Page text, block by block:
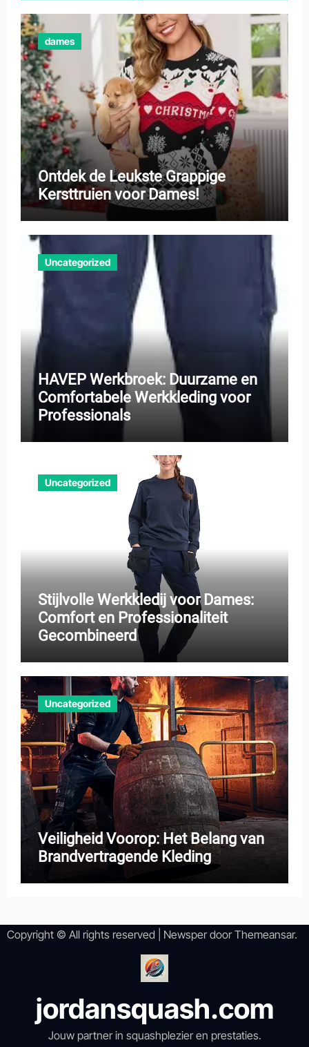
dames
Ontdek de Leukste Grappige
Kersttruien voor Dames!
Uncategorized
HAVEP Werkbroek: Duurzame en
Comfortabele Werkkleding voor
Professionals
Uncategorized
Stijlvolle Werkkledij voor Dames:
Comfort en Professionaliteit
Gecombineerd
Uncategorized
Veiligheid Voorop: Het Belang van
Brandvertragende Kleding
Copyright © All rights reserved NewsperdoorThemeansar.
jordansquash.com
Jouw partner in squashplezier en prestaties.